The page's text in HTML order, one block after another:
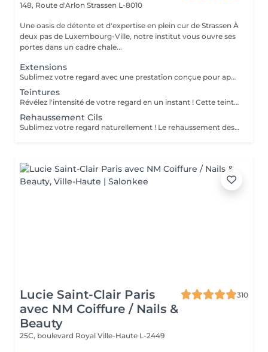
148, Route d'Arlon Strassen L-8010
Une oasis de détente et d'expertise en plein cur de Strassen À
deux pas de Luxembourg-Ville, notre institut vous ouvre ses
portes dans un cadre chale...
Extensions
Sublimez votre regard avec une prestation conçue pour apporter plus d'intensité, de définition et une belle courbure à vos cils, tout en respectant leur nature. La pose complète dure environ 1h30 et offre un résultat durable, élégant et parfaitement adapté à votre regard. Pour maintenir une belle densité, un remplissage est recommandé toutes les 3 semaines ; celui-ci dure environ 1h. Une prestation soignée, confortable et idéale pour un regard toujours impeccable.
Teintures
Révélez l'intensité de votre regard en un instant ! Cette teinture sublime vos cils et sourcils comme une coloration pour cheveux, avec des nuances variées et raffinées : noir, bleu nuit, bleu, brun ou brun clair . Résultat éclatant en seulement 15 minutes pour un regard naturellement captivant, sans effort quotidien !
Rehaussement Cils
Sublimez votre regard naturellement ! Le rehaussement des cils courbe et ouvre le regard, tout en nourrissant vos cils grâce à la kératine, pour des cils plus forts, brillants et souples. Pour un effet encore plus intense, il peut être combiné avec une teinture. Prestation rapide et efficace en seulement 45 minutes pour un regard lumineux et captivant, sans maquillage quotidien !
Lucie Saint-Clair Paris
avec NM Coiffure / Nails &
Beauty
310
25C, boulevard Royal Ville-Haute L-2449